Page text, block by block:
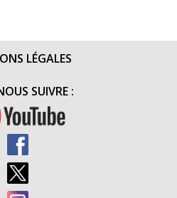
LÉGALES
SUIVRE :